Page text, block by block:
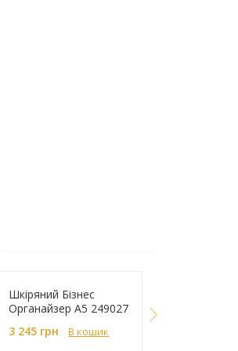
Шкіряний Бізнес
Органайзер A5 249027
3 245 грн
В кошик